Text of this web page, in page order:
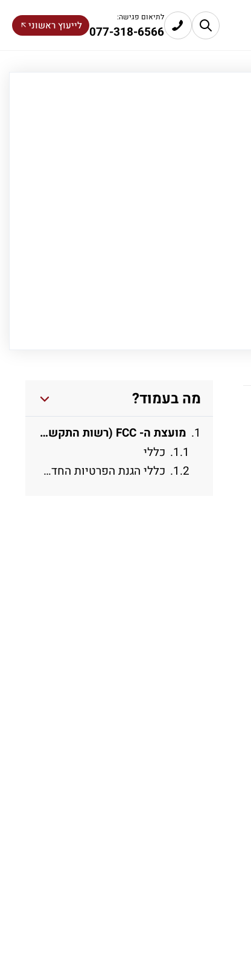
לתיאום פגישה:
077-318-6566 לייעוץ ראשוני
מה בעמוד?
מועצת ה- FCC (רשות התקשורת הפדראלית בארה”ב) הודיעה על החלת כללים שיחייבו את ספקיות האינטרנט כלפי מנוייהן בתחום הגנת הפרטיות.
כללי
כללי הגנת הפרטיות החדשים